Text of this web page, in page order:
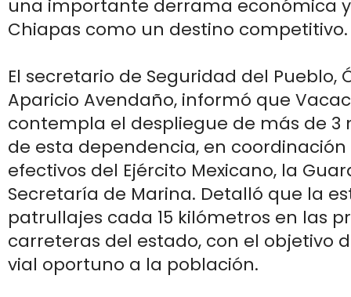
una importante derrama económica
Chiapas como un destino competitivo.
El secretario de Seguridad del Pueblo,
Aparicio Avendaño, informó que
contempla el despliegue de más de 3
de esta dependencia, en
efectivos del Ejército Mexicano, la
Secretaría de Marina. Detalló que la
patrullajes cada 15 kilómetros en las
carreteras del estado, con el objetivo
vial oportuno a la población.